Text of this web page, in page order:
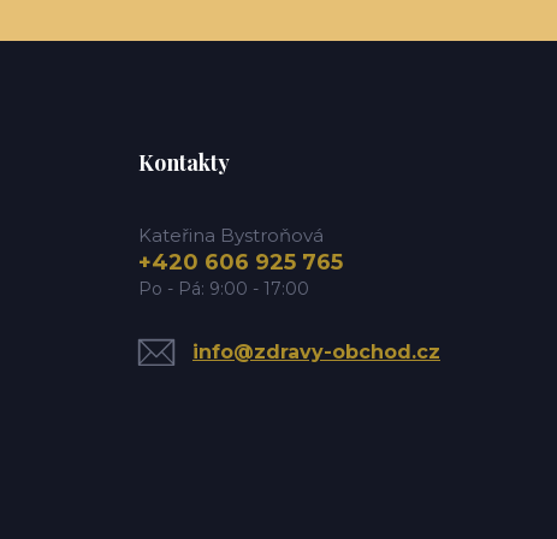
Kontakty
Kateřina Bystroňová
+420 606 925 765
Po - Pá: 9:00 - 17:00
info@zdravy-obchod.cz